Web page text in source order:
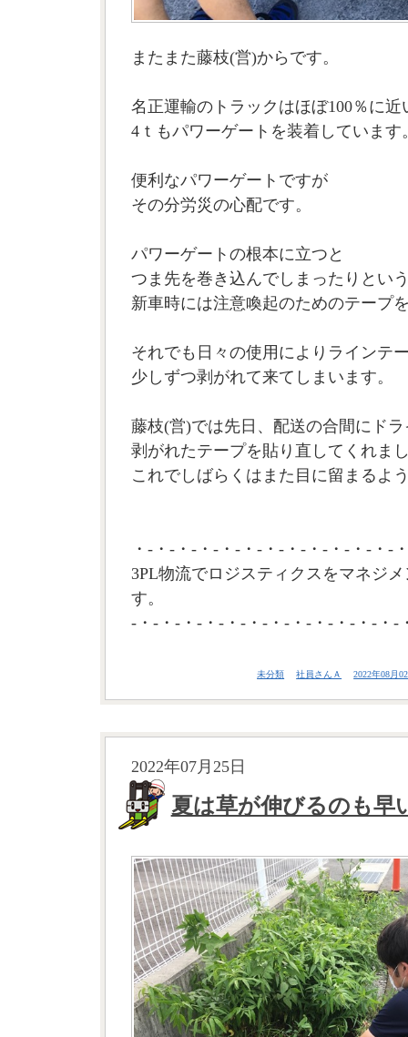
またまた藤枝(営)からです。
名正運輸のトラックはほぼ100％に近
4ｔもパワーゲートを装着しています
便利なパワーゲートですが
その分労災の心配です。
パワーゲートの根本に立つと
つま先を巻き込んでしまったりとい
新車時には注意喚起のためのテープ
それでも日々の使用によりラインテ
少しずつ剥がれて来てしまいます。
藤枝(営)では先日、配送の合間にド
剥がれたテープを貼り直してくれま
これでしばらくはまた目に留まるよ
・-・-・-・-・-・-・-・-・-・-・-・-
3PL物流でロジスティクスをマネジ
す。
-・-・-・-・-・-・-・-・-・-・-・-・-
未分類 社員さんＡ 2022年08月
2022年07月25日
夏は草が伸びるのも早